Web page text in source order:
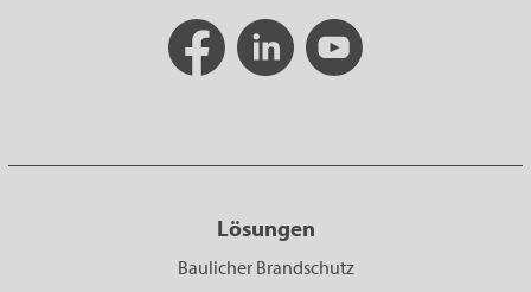
Lösungen
Baulicher Brandschutz